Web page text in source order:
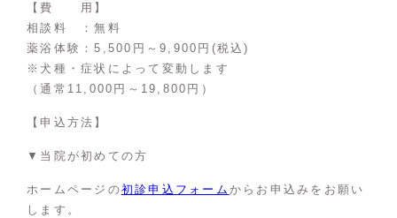
【費 用】
相談料 ：無料
薬浴体験：5,500円～9,900円(税込)
※犬種・症状によって変動します
（通常11,000円～19,800円）
【申込方法】
▼当院が初めての方
ホームページの初診申込フォーム からお申込みをお願い
します。